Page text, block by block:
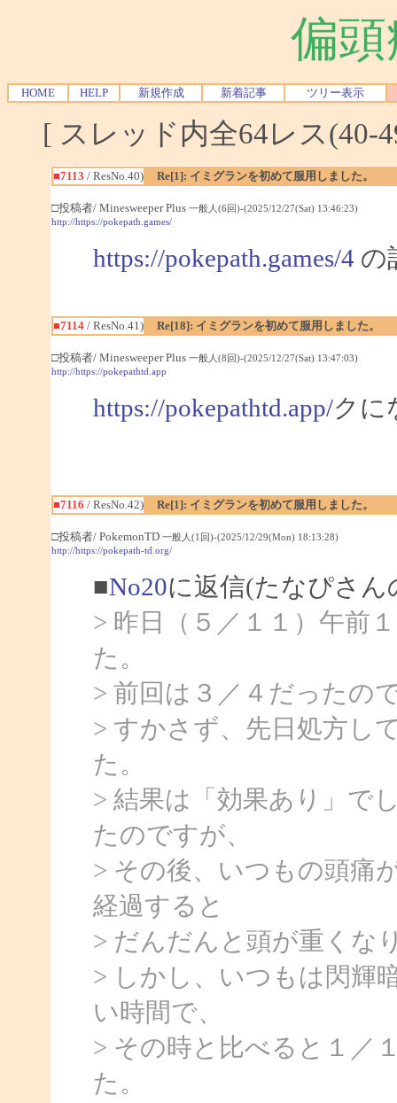
偏
HOME HELP 新規作成 新着記事 ツリー表示
[ スレッド内全64レス
■7113 / ResNo.40) Re[1]: イミグランを初めて服用しました。
□投稿者/ Minesweeper Plus 一般人(6回)-(2025/12/27(Sat) 13:46:23)
http://https://pokepath.games/
https://pokepath.games/4 の
■7114/ ResNo.41) Re[18]: イミグランを初めて服用しました。
□投稿者/ Minesweeper Plus 一般人(8回)-(2025/12/27(Sat) 13:47:03)
http://https://pokepathtd.app
https://pokepathtd.app/クに
■7116 / ResNo.42) Re[1]: イミグランを初めて服用しました。
□投稿者/ PokemonTD 一般人(1回)-(2025/12/29(Mon) 18:13:28)
http://https://pokepath-td.org/
■No20に返信(たなぴさん
> 昨日（５／１１）午前
た。
> 前回は３／４だったの
> すかさず、先日処方し
た。
> 結果は「効果あり」で
たのですが、
> その後、いつもの頭痛
経過すると
> だんだんと頭が重くな
> しかし、いつもは閃輝
い時間で、
> その時と比べると１／
た。